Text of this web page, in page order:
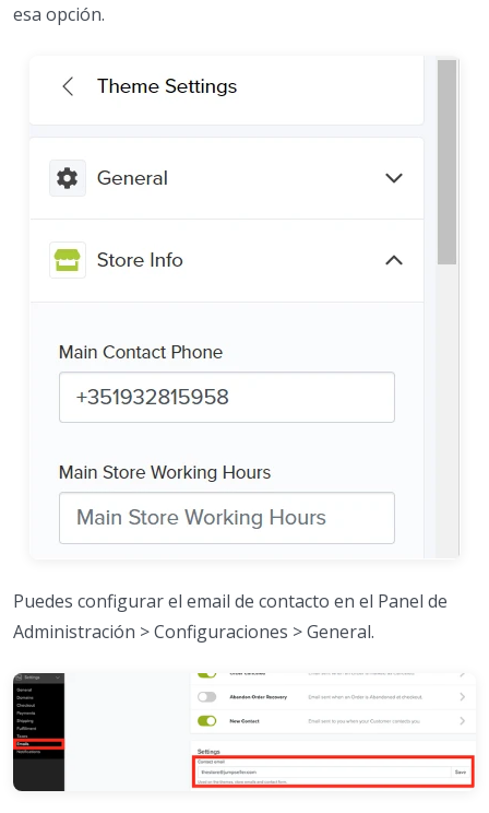
esa opción.
Puedes configurar el email de contacto en el Panel de
Administración > Configuraciones > General.